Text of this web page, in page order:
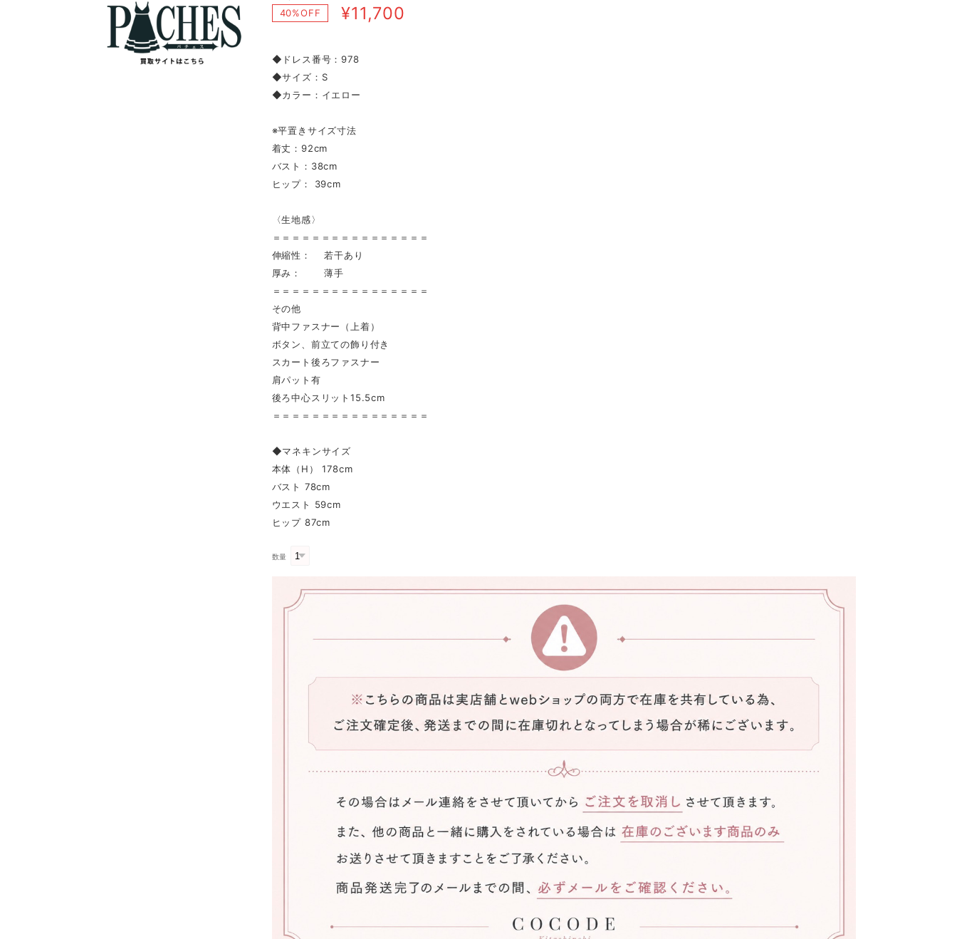
40%OFF
¥11,700
◆ドレス番号：978
◆サイズ：S
◆カラー：イエロー
※平置きサイズ寸法
着丈：92cm
バスト：38cm
ヒップ： 39cm
〈生地感〉
＝＝＝＝＝＝＝＝＝＝＝＝＝＝＝＝
伸縮性： 若干あり
厚み： 薄手
＝＝＝＝＝＝＝＝＝＝＝＝＝＝＝＝
その他
背中ファスナー（上着）
ボタン、前立ての飾り付き
スカート後ろファスナー
肩パット有
後ろ中心スリット15.5cm
＝＝＝＝＝＝＝＝＝＝＝＝＝＝＝＝
◆マネキンサイズ
本体（H） 178cm
バスト 78cm
ウエスト 59cm
ヒップ 87cm
数量